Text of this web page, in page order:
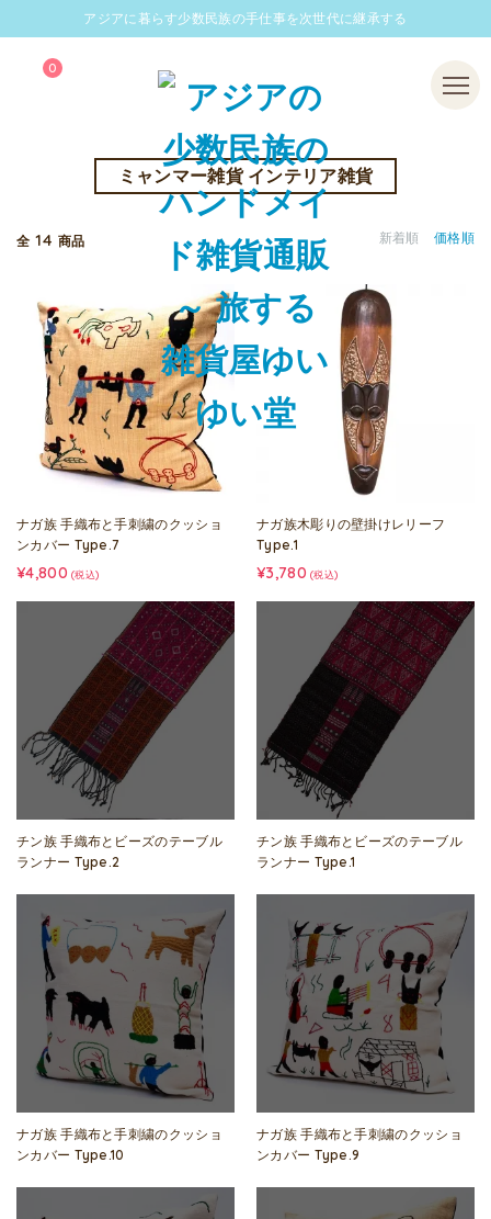
アジアに暮らす少数民族の手仕事を次世代に継承する
0 Menu
ミャンマー雑貨 インテリア雑貨
全 14 商品 新着順 価格順
ナガ族 手織布と手刺繍のクッショ
ンカバー Type.7
¥4,800 (税込)
ナガ族木彫りの壁掛けレリーフ
Type.1
¥3,780 (税込)
チン族 手織布とビーズのテーブル
ランナー Type.2
チン族 手織布とビーズのテーブル
ランナー Type.1
ナガ族 手織布と手刺繍のクッショ
ンカバー Type.10
ナガ族 手織布と手刺繍のクッショ
ンカバー Type.9